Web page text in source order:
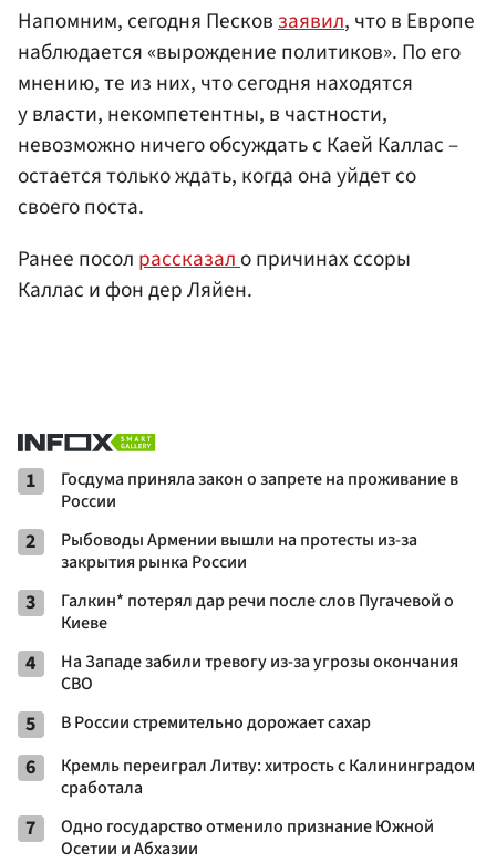
Напомним, сегодня Песковзаявил, что в Европе
наблюдается «вырождение политиков». По его
мнению, те из них, что сегодня находятся
у власти, некомпетентны, в частности,
невозможно ничего обсуждать с Каей Каллас –
остается только ждать, когда она уйдет со
своего поста.
Ранее посол рассказало причинах ссоры
Каллас и фон дер Ляйен.
1
Госдума приняла закон о запрете на проживание в
России
2
Рыбоводы Армении вышли на протесты из-за
закрытия рынка России
3
Галкин* потерял дар речи после слов Пугачевой о
Киеве
4
На Западе забили тревогу из-за угрозы окончания
СВО
5 В России стремительно дорожает сахар
6
Кремль переиграл Литву: хитрость с Калининградом
сработала
7
Одно государство отменило признание Южной
Осетии и Абхазии